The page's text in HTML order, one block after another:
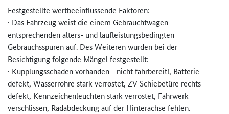
Festgestellte wertbeeinflussende Faktoren:
· Das Fahrzeug weist die einem Gebrauchtwagen
entsprechenden alters- und laufleistungsbedingten
Gebrauchsspuren auf. Des Weiteren wurden bei der
Besichtigung folgende Mängel festgestellt:
· Kupplungsschaden vorhanden - nicht fahrbereit!, Batterie
defekt, Wasserrohre stark verrostet, ZV Schiebetüre rechts
defekt, Kennzeichenleuchten stark verrostet, Fahrwerk
verschlissen, Radabdeckung auf der Hinterachse fehlen.